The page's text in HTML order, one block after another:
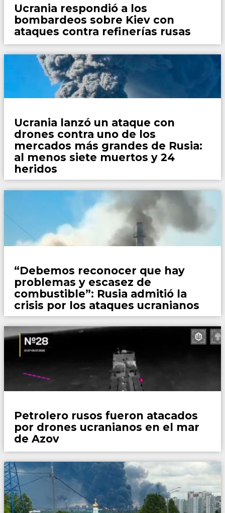
Ucrania respondió a los
bombardeos sobre Kiev con
ataques contra refinerías rusas
Ucrania lanzó un ataque con
drones contra uno de los
mercados más grandes de Rusia:
al menos siete muertos y 24
heridos
“Debemos reconocer que hay
problemas y escasez de
combustible”: Rusia admitió la
crisis por los ataques ucranianos
Petrolero rusos fueron atacados
por drones ucranianos en el mar
de Azov